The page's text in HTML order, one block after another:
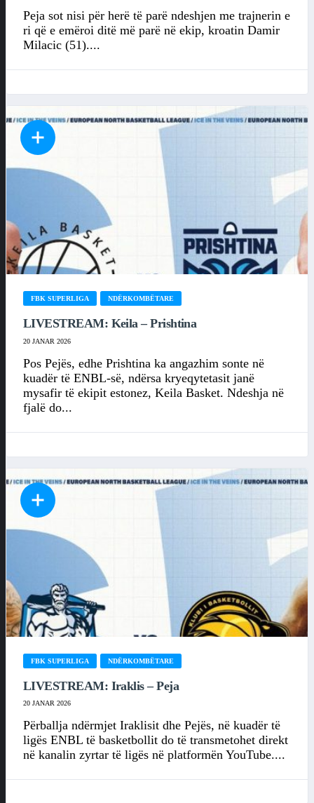
Peja sot nisi për herë të parë ndeshjen me trajnerin e
ri që e emëroi ditë më parë në ekip, kroatin Damir
Milacic (51)....
FBK SUPERLIGA NDËRKOMBËTARE
LIVESTREAM: Keila – Prishtina
20 JANAR 2026
Pos Pejës, edhe Prishtina ka angazhim sonte në
kuadër të ENBL-së, ndërsa kryeqytetasit janë
mysafir të ekipit estonez, Keila Basket. Ndeshja në
fjalë do...
FBK SUPERLIGA NDËRKOMBËTARE
LIVESTREAM: Iraklis – Peja
20 JANAR 2026
Përballja ndërmjet Iraklisit dhe Pejës, në kuadër të
ligës ENBL të basketbollit do të transmetohet direkt
në kanalin zyrtar të ligës në platformën YouTube....